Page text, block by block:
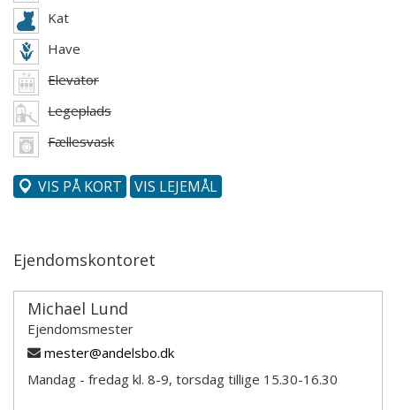
Kat
Have
Elevator
Legeplads
Fællesvask
VIS PÅ KORT VIS LEJEMÅL
Ejendomskontoret
Michael Lund
Ejendomsmester
mester@andelsbo.dk
Mandag - fredag kl. 8-9, torsdag tillige 15.30-16.30